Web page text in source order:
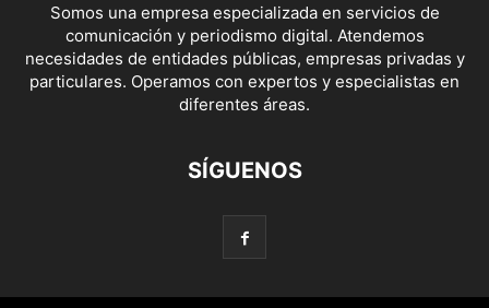
Somos una empresa especializada en servicios de
comunicación y periodismo digital. Atendemos
necesidades de entidades públicas, empresas privadas y
particulares. Operamos con expertos y especialistas en
diferentes áreas.
SÍGUENOS